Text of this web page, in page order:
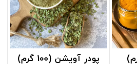
پودر آویشن (100 گرم)